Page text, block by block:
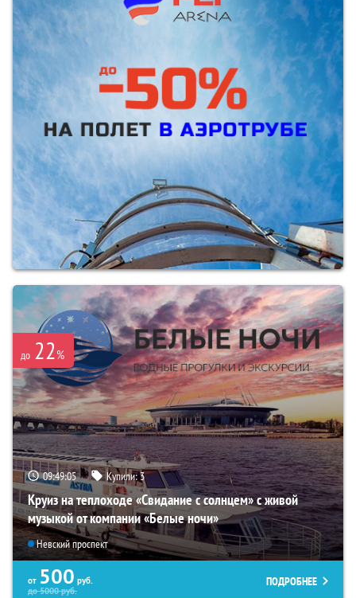
до 22%
09:49:04 Купили:3
Круиз на теплоходе «Свидание с солнцем» с живой
музыкой от компании «Белые ночи»
Невский проспект
от 500 руб.
до5000руб.
ПОДРОБНЕЕ